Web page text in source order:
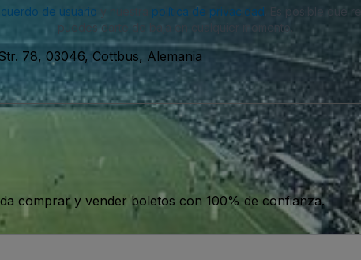
de usuario política de privacidad . Es posible que
puedes darte de baja en cualquier momento.
78, 03046, Cottbus, Alemania
comprar y vender boletos con 100% de confianza.